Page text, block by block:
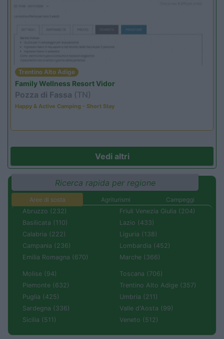
Trentino Alto Adige
Family Wellness Resort Vidor
Pozza di Fassa (TN)
Happy & Active Camping - Short Stay
Vedi altri
Ricerca rapida per regione
Aree di sosta Agriturismi
Campeggi
Abruzzo (232)
Basilicata (110)
Calabria (222)
Campania (236)
Emilia Romagna (670)
Friuli Venezia Giulia (204)
Lazio (433)
Liguria (138)
Lombardia (452)
Marche (366)
Molise (94)
Piemonte (632)
Puglia (425)
Sardegna (336)
Sicilia (511)
Toscana (706)
Trentino Alto Adige (357)
Umbria (211)
Valle d'Aosta (99)
Veneto (512)